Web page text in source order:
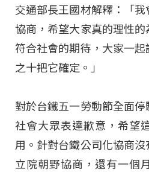
交通部長王國材解釋：「
協商，希望大家真的理性
符合社會的期待，大家一
之十把它確定。」
對於台鐵五一勞動節全面
社會大眾表達歉意，希望
用。針對台鐵公司化協商
立院朝野協商，還有一個